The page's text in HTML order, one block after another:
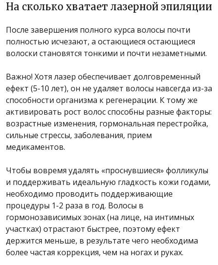
На сколько хватает лазерной эпиляции
После завершения полного курса волосы почти
полностью исчезают, а остающиеся остающиеся
волоски становятся тонкими и почти незаметными.
Важно! Хотя лазер обеспечивает долговременный
ефект (5-10 лет), он не удаляет волосы навсегда из-за
способности организма к регенерации. К тому же
активировать рост волос способны разные факторы:
возрастные изменения, гормональная перестройка,
сильные стрессы, заболевания, прием
медикаментов.
Чтобы вовремя удалять «проснувшиеся» фолликулы
и поддерживать идеальную гладкость кожи годами,
необходимо проводить поддерживающие
процедуры 1-2 раза в год. Волосы в
гормонозависимых зонах (на лице, на интимных
участках) отрастают быстрее, поэтому ефект
держится меньше, в результате чего необходима
более частая коррекция, чем на ногах и руках.